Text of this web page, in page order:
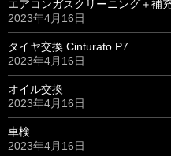
エアコンガスクリーニング＋補
2023年4月16日
タイヤ交換 Cinturato P7
2023年4月16日
オイル交換
2023年4月16日
車検
2023年4月16日